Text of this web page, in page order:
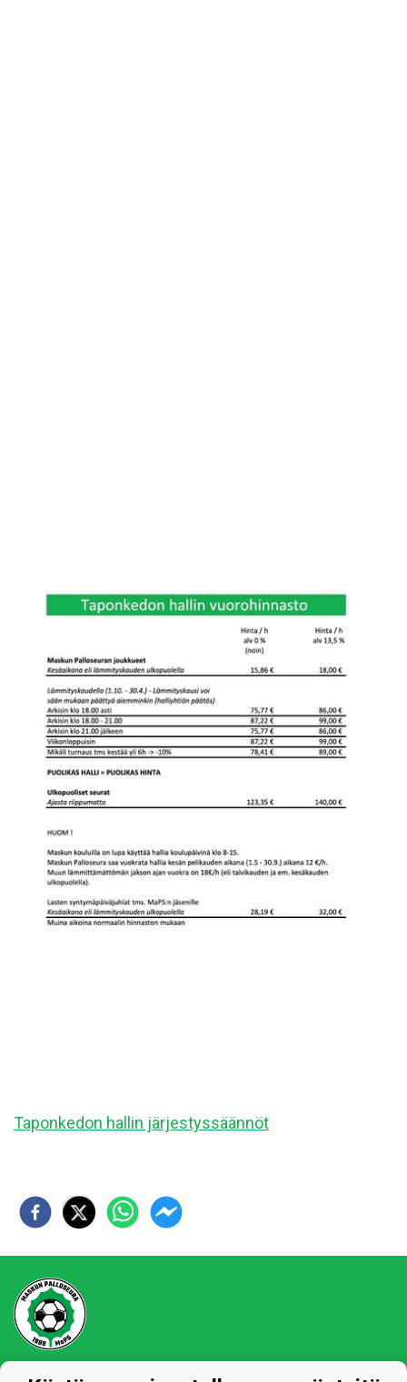
Taponkedon hallin järjestyssäännöt
Tietosuojaseloste